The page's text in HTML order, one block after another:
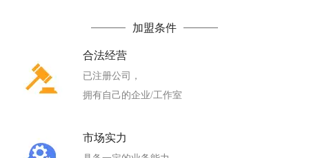
加盟条件
合法经营
已注册公司，
拥有自己的企业/工作室
市场实力